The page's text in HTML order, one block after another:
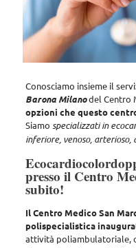
Conosciamo insieme il
Barona Milanodel Centro
opzioni che questo
Siamo specializzati in
inferiore, venoso,
presso il Centro
subito!
Il Centro Medico San
polispecialistica
attività poliambulatoriale,